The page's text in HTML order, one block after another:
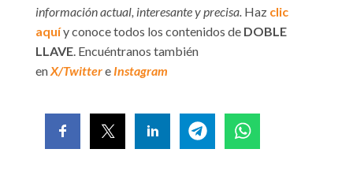
información actual, interesante y precisa. Haz clic
aquíy conoce todos los contenidos de DOBLE
LLAVE . Encuéntranos también
en X/Twittere Instagram